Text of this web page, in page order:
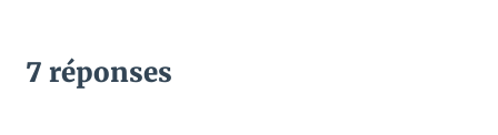
7 réponses